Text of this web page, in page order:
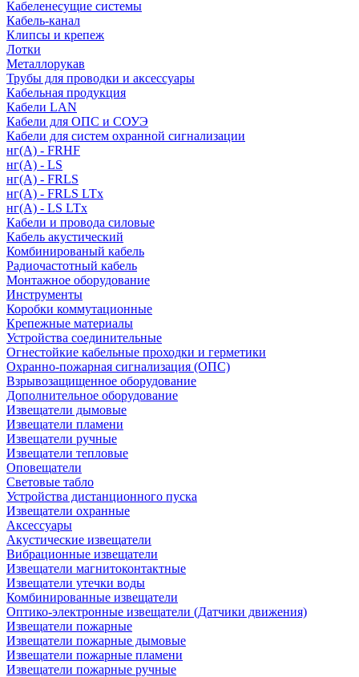
Кабеленесущие системы
Кабель-канал
Клипсы и крепеж
Лотки
Металлорукав
Трубы для проводки и аксессуары
Кабельная продукция
Кабели LAN
Кабели для ОПС и СОУЭ
Кабели для систем охранной сигнализации
нг(A) - FRHF
нг(A) - LS
нг(А) - FRLS
нг(А) - FRLS LTx
нг(А) - LS LTx
Кабели и провода силовые
Кабель акустический
Комбинированый кабель
Радиочастотный кабель
Монтажное оборудование
Инструменты
Коробки коммутационные
Крепежные материалы
Устройства соединительные
Огнестойкие кабельные проходки и герметики
Охранно-пожарная сигнализация (ОПС)
Взрывозащищенное оборудование
Дополнительное оборудование
Извещатели дымовые
Извещатели пламени
Извещатели ручные
Извещатели тепловые
Оповещатели
Световые табло
Устройства дистанционного пуска
Извещатели охранные
Аксессуары
Акустические извещатели
Вибрационные извещатели
Извещатели магнитоконтактные
Извещатели утечки воды
Комбинированные извещатели
Оптико-электронные извещатели (Датчики движения)
Извещатели пожарные
Извещатели пожарные дымовые
Извещатели пожарные пламени
Извещатели пожарные ручные